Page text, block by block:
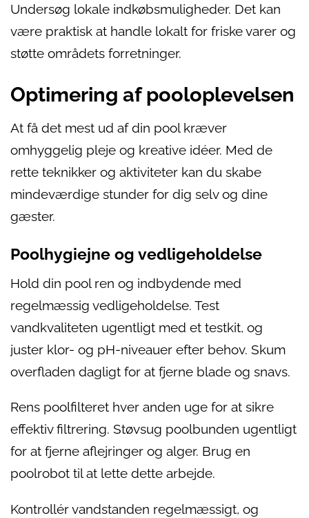
Undersøg lokale indkøbsmuligheder. Det kan
være praktisk at handle lokalt for friske varer og
støtte områdets forretninger.
Optimering af pooloplevelsen
At få det mest ud af din pool kræver
omhyggelig pleje og kreative idéer. Med de
rette teknikker og aktiviteter kan du skabe
mindeværdige stunder for dig selv og dine
gæster.
Poolhygiejne og vedligeholdelse
Hold din pool ren og indbydende med
regelmæssig vedligeholdelse. Test
vandkvaliteten ugentligt med et testkit, og
juster klor- og pH-niveauer efter behov. Skum
overfladen dagligt for at fjerne blade og snavs.
Rens poolfilteret hver anden uge for at sikre
effektiv filtrering. Støvsug poolbunden ugentligt
for at fjerne aflejringer og alger. Brug en
poolrobot til at lette dette arbejde.
Kontrollér vandstanden regelmæssigt, og